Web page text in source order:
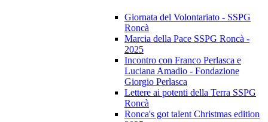
Giornata del Volontariato - SSPG
Roncà
Marcia della Pace SSPG Roncà -
2025
Incontro con Franco Perlasca e
Luciana Amadio - Fondazione
Giorgio Perlasca
Lettere ai potenti della Terra SSPG
Roncà
Ronca's got talent Christmas edition